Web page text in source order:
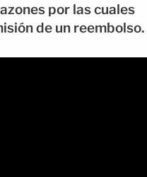
por las cuales
de un reembolso.